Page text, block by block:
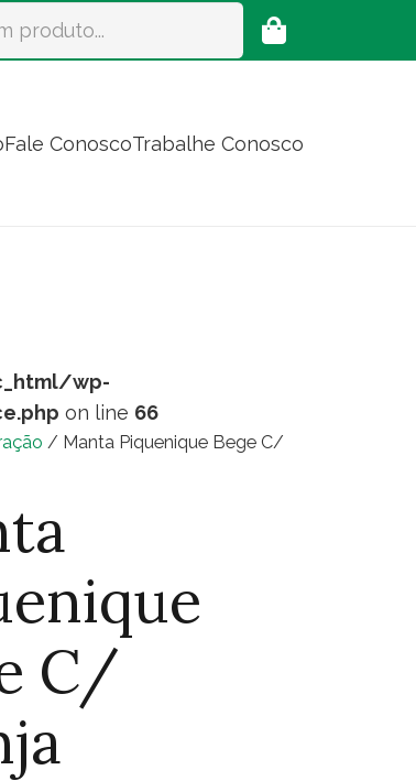
Fale ConoscoTrabalhe Conosco
wp-
on line 66
/ Manta Piquenique Bege C/
C/